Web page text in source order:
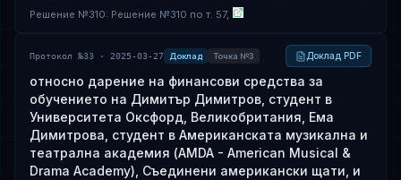
Решение №310: Решение №310 по т. 57,
Протокол №33 · 2025-03-27 Доклад Точка №3 Доклад PDF
относно дарение на финансови средства за
обучението на Димитър Димитров, студент в
Университета Оксфорд, Великобритания, Ема
Димитрова, студент в Американската музикална и
театрална академия (AMDA - American Musical &
Drama Academy), Съединени американски щати, и